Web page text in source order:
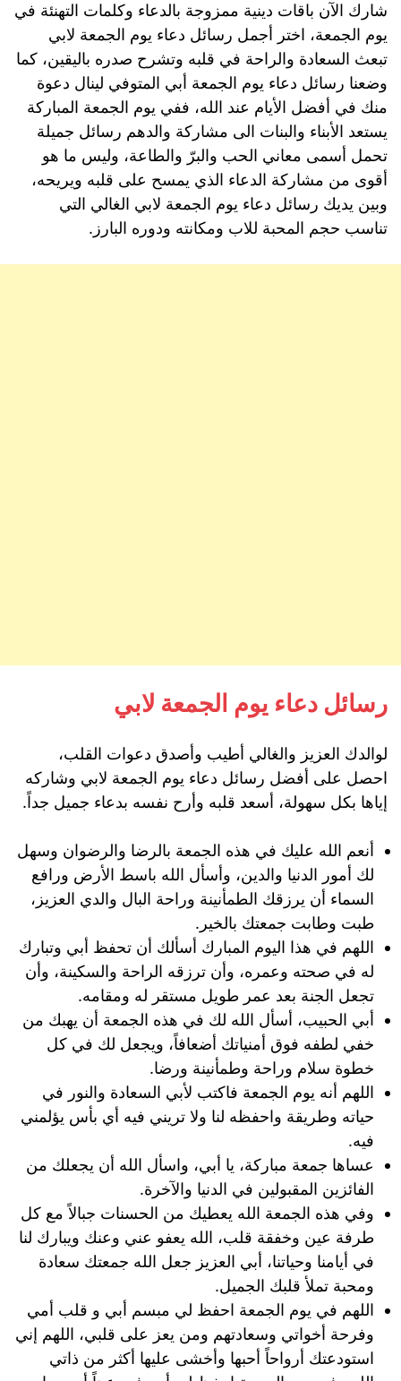
شارك الآن باقات دينية ممزوجة بالدعاء وكلمات التهنئة في
يوم الجمعة، اختر أجمل رسائل دعاء يوم الجمعة لابي
تبعث السعادة والراحة في قلبه وتشرح صدره باليقين، كما
وضعنا رسائل دعاء يوم الجمعة أبي المتوفي لينال دعوة
منك في أفضل الأيام عند الله، ففي يوم الجمعة المباركة
يستعد الأبناء والبنات الى مشاركة والدهم رسائل جميلة
تحمل أسمى معاني الحب والبرّ والطاعة، وليس ما هو
أقوى من مشاركة الدعاء الذي يمسح على قلبه ويريحه،
وبين يديك رسائل دعاء يوم الجمعة لابي الغالي التي
تناسب حجم المحبة للاب ومكانته ودوره البارز.
رسائل دعاء يوم الجمعة لابي
لوالدك العزيز والغالي أطيب وأصدق دعوات القلب،
احصل على أفضل رسائل دعاء يوم الجمعة لابي وشاركه
إياها بكل سهولة، أسعد قلبه وأرح نفسه بدعاء جميل جداً.
أنعم الله عليك في هذه الجمعة بالرضا والرضوان وسهل
لك أمور الدنيا والدين، وأسأل الله باسط الأرض ورافع
السماء أن يرزقك الطمأنينة وراحة البال والدي العزيز،
طبت وطابت جمعتك بالخير.
اللهم في هذا اليوم المبارك أسألك أن تحفظ أبي وتبارك
له في صحته وعمره، وأن ترزقه الراحة والسكينة، وأن
تجعل الجنة بعد عمر طويل مستقر له ومقامه.
أبي الحبيب، أسأل الله لك في هذه الجمعة أن يهبك من
خفي لطفه فوق أمنياتك أضعافاً، ويجعل لك في كل
خطوة سلام وراحة وطمأنينة ورضا.
اللهم أنه يوم الجمعة فاكتب لأبي السعادة والنور في
حياته وطريقة واحفظه لنا ولا تريني فيه أي بأس يؤلمني
فيه.
عساها جمعة مباركة، يا أبي، واسأل الله أن يجعلك من
الفائزين المقبولين في الدنيا والآخرة.
وفي هذه الجمعة الله يعطيك من الحسنات جبالاً مع كل
طرفة عين وخفقة قلب، الله يعفو عني وعنك ويبارك لنا
في أيامنا وحياتنا، أبي العزيز جعل الله جمعتك سعادة
ومحبة تملأ قلبك الجميل.
اللهم في يوم الجمعة احفظ لي مبسم أبي و قلب أمي
وفرحة أخواتي وسعادتهم ومن يعز على قلبي، اللهم إني
استودعتك أرواحاً أحبها وأخشى عليها أكثر من ذاتي